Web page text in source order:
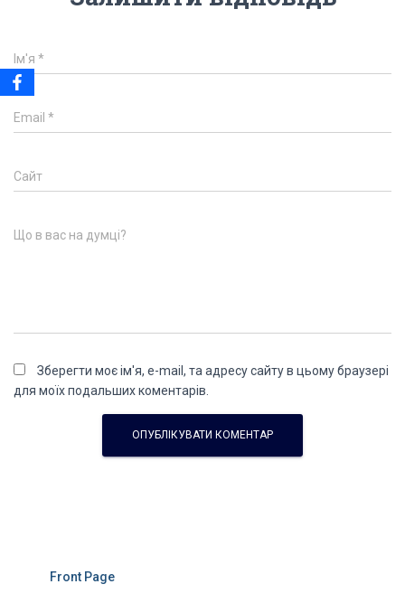
Ім'я *
Email *
Сайт
Що в вас на думці?
Зберегти моє ім'я, e-mail, та адресу сайту в цьому браузері
для моїх подальших коментарів.
Front Page